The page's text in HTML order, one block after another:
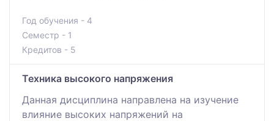
Год обучения - 4
Семестр - 1
Кредитов - 5
Техника высокого напряжения
Данная дисциплина направлена на изучение
влияние высоких напряжений на